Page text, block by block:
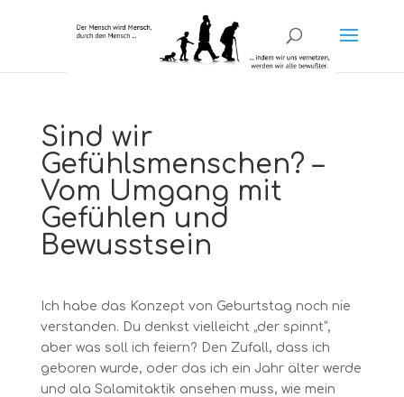
Sind wir
Gefühlsmenschen? –
Vom Umgang mit
Gefühlen und
Bewusstsein
Ich habe das Konzept von Geburtstag noch nie
verstanden. Du denkst vielleicht „der spinnt“,
aber was soll ich feiern? Den Zufall, dass ich
geboren wurde, oder das ich ein Jahr älter werde
und ala Salamitaktik ansehen muss, wie mein